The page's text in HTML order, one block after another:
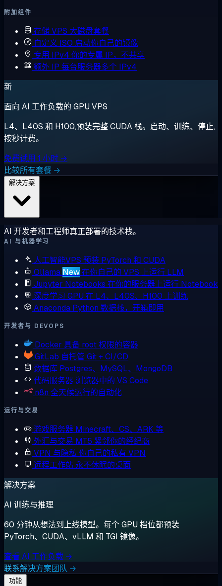
附加组件
存储 VPS 大磁盘套餐
自定义 ISO 启动你自己的镜像
专用 IPv4 你的专属 IP，不共享
额外 IP 每台服务器多个 IPv4
新
面向 AI 工作负载的 GPU VPS
L4、L40S 和 H100,预装完整 CUDA 栈。启动、训练、停止,
按秒计费。
免费试用 1 小时 →
比较所有套餐 →
AI 开发者和工程师真正部署的技术栈。
AI 与机器学习
人工智能VPS 预装 PyTorch 和 CUDA
Ollama New在你自己的 VPS 上运行 LLM
Jupyter Notebooks 在你的服务器上运行 Notebook
深度学习 GPU 在 L4、L40S、H100 上训练
Anaconda Python 数据栈，开箱即用
开发者与 DEVOPS
Docker 具备 root 权限的容器
GitLab 自托管 Git + CI/CD
数据库 Postgres、MySQL、MongoDB
代码服务器 浏览器中的 VS Code
n8n 全天候运行的自动化
运行与交易
游戏服务器 Minecraft、CS、ARK 等
外汇与交易 MT5 紧邻你的经纪商
VPN 与隐私 你自己的私有 VPN
远程工作站 永不休眠的桌面
解决方案
AI 训练与推理
60 分钟从想法到上线模型。每个 GPU 档位都预装
PyTorch、CUDA、vLLM 和 TGI 镜像。
查看 AI 工作负载 →
联系解决方案团队 →